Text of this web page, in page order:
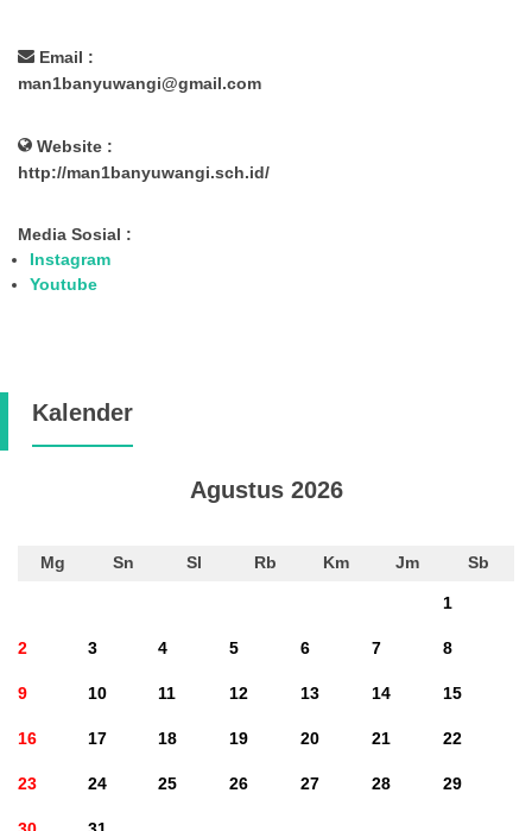
Email :
man1banyuwangi@gmail.com
Website :
http://man1banyuwangi.sch.id/
Media Sosial :
Instagram
Youtube
Kalender
Agustus 2026
Mg Sn Sl Rb Km Jm Sb
1
2 3 4 5 6 7 8
9 10 11 12 13 14 15
16 17 18 19 20 21 22
23 24 25 26 27 28 29